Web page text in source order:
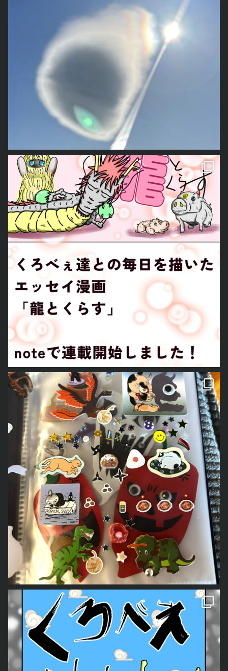
それが今年はかなりはっきり分かるようになった。これについては、
信じる人がどれだけいるのかは分からない。別に信じてもらう必要は
ないけど、オレはそう思ってるし、実際今も横に龍ちゃんいるし。
人生って感謝ですよ。
アリガタイ教みたいな宗教でも開こうかと思うほど、色んな具象や存
在に感謝し通し。
取り合えず、クッソ長くなってしまったので、今日のところはこの辺
にしておこうか。
来年は、アリガタイ教の教祖として、この怪しい教えを誰にも教える
ことなく、一人でニマニマと過ごしていきます。
と言う、すごいところに着地して、さようなら。
皆様。良いお年を。
と言うより、サラリーマンやってた頃、毎週恫喝されて胃がキリキリ
していたあの会議とかと比べると、ホント何でもないんだよな。
確かに、仕事がめっちゃ忙しい中で、会に出席したり、休みがイベン
トの手伝いでつぶれたりすると言う点はチョッとなぁ～と思ったりは
でも、それも今年1年だけなわけで、これまで他の親御さんがやって
くれてて、うちの子どもたちもその恩恵を少なからず受けてたことを
むしろ、どうしたって今の現状では子育て的なイベントは嫁の方がメ
インになりがちな中で、社会貢献にもなるし、かわいい子どもたちの
為になると思うと実はやりがいもあって、悪くないんじゃないのかと
いう気さえしてる。
それより何とも言えないのが役員の9割がお母さん方なこと。
オレの住んでるところがクッソ田舎だからなのか、ほとんどのお父さ
ん方は子育てに関係すること、家庭に関係する事にはある程度距離を
置いてるらしい。
家事もして、子育てもして、夜は役員会出席して、休みの日はイベン
トの手伝い。しかも、旦那さんは非協力とかだから、みんな嫌がるん
だろうなとか、チョッと思ったりしてる。
まぁ、他人の家庭にとやかく言うつもりはないけど。
とか何とか色々書いてしまったけど、現状でまだ死んでないわけで、
何とか生活できてる。
お仕事にしたって、こんなオレみたいなやつに依頼をくれているクラ
イアントさんに対して感謝しかないし、文句を言うつもりは毛頭な
い。
て想像できただろうか。
いつもこの話を嫁にすると「これまでがあったから、今があるんだ
よ」と、古代ギリシャ時代の因果律のようなお話をしてくれる。
それも多少はあるかもしれないけれども、どう考えてもあり得ないほ
どの幸運が重なりまくって現状があると思うんだよな。
これまでにあった本当にいろんな場面で起こりうる選択肢の数々で絶
妙にいい方向を奇跡的に選び続けてきた気がする。
漫画家を目指して東京に行っていたらどうなっていたのか。
ミュージシャン目指して東京に行っていたらどうなっていたのか。
嫁の提案を無視して今の仕事をやってなければどうなっていたのか。
今の嫁と結婚しなければどうなっていたのか。
うつ病になっても会社を辞めずに続けていたらどうなっていたのか。
独立せずに就職活動をしていたらどうなっていたのか。
などなどなどなど・・・。
今の現状にはただただ感謝するばかりなんだ。それだけは、何があっ
ても絶対日々考えている事。
まぁあれだな。
嫁があげまんだったんだろうな。
あと、守ってくれてる竜ちゃんが凄かったんだろうな。
あと、いつもなぜか身近で存在を感じてるじいちゃんばあちゃんたち
のお陰なんだろうな。
希望としては、もう少しブログなり、4コマなりで、この奇跡のよう
な楽しい日々を記録していきたいと言う事でございます。
4コマの方も再開しようかな。
それでは、また。出来れば近いうちに、どこかその辺りでお会いしま
しょう。
さようなら。
さようなら。
彼は面接の最後に、「人生ってつらいですよね」みたいなことをボソ
これね。オレも似たようなことを面接で言ったことあるんだよ。
その時の社長さんはそんなオレに対して「正直、今日の面接内容だっ
たらお前は不採用だけど、しょうがないからオレが、人生つらくない
って教えてやる。一緒に働くか？」って言って雇ってくれた。
結局そこの会社でもオレは長くいられなかったけど、今でもあの社長
さんは大好きだし、めっちゃ尊敬してる。
「お前ホントミスばっかりだし、契約取れないし使えないけど、一緒
にいたらおもろいんだよな」って笑いながら、いつもご飯をおごって
断ろうとすると「オレも昔はお前みたいだったから、他人ごとに思え
ない。断る位なら、今オレがするみたいなことを将来、お前が他人事
に思えない若い子にあった時そいつに返してやれ」と言われたことを
そういう人にたくさん助けられて、今も助けられてここまでやって来
られた。
今、この目の前のかつての自分を見るかのような彼に対して、「ハ
イ。不採用。残念でした」で追い返したら、オレに対して信じられな
いほど良くしてくれたあの人たちに顔向けできない。
社員さんもいるし、オレにも家族がある。
そもそもたくさん人を雇えるような規模でも、職種でもない。
今日は取り合えず帰ってもらったけど、正直、心が揺れまくってる。
経理担当してくれてる嫁にも相談したけど、あと一人正社員を雇うの
は現段階では厳しいらしい。
でも、オレが嫁に（↑）の気持ちを伝えたら、どうするか一緒に考え
一つ言っておかないといけないことがある。
今回面接に来た彼は確かに、面接日を間違えるし、印刷ミスってその
ままプリクラ持ってくるけど、まず話の受け答えを見る分に頭の回転
は速いし、一緒にいて嬉しくなるほど価値観も近い。何より、ものす
ごく一生懸命で、勉強家。ポートフォリオ見たけど、センスも良いと
思うんだよ。
普通に有能な匂いがプンプンとしてる。
別に可哀そうとか、自分の過去と重ね合わせて、自己陶酔してるだけ
じゃあない。・・・と思う。
これだけ有能くさいのに、ミスが多いとか人見知りとかそんなどうで
もいい事のために、社会から爪弾きにされて、「人生ってつらいです
ただ、今の会社の規模と状態では、これからゆっくり育てていこうと
言う正社員をほいほい雇える余裕はないんだよ。
かと言って、じゃあ、「縁がなかったと言う事で」とはとても出来な
い。
現実と気持ちがずっと拮抗してて気持ちがふわふわ落ち着かない。
もう少し嫁と考えいく。
オレの独りよがりになって、前途有望な彼にとってマイナスになるよ
うな事があっては絶対にいけないと思ってる。そもそも、あれだけ頭
良ければ、オレが手を貸さなくたって自分で何かを見つけてすごく良
い感じになると思うんだよ。
ただ、そうなるまでの間本当に苦しい思いをする気がする。
オレがそうだったから。
その期間を少しでも減らして、少しでもうまくいくようにできれ
ば・・・とかね、思ってるわけですよ。
即戦力になるすごい人が来たらあと一人雇っても良いかなと思ってた
けど、このタイプは本当に想定外だった。
一応事業計画とか立ててはいたんだけど、その中でまったく想定して
なかったケース。
帰り際、「本当にここで働きたいです。よろしくお願いいたしま
す。」ってちょっと無理した笑顔で言った彼。
また、どうなったか決まった段階で、報告するかもしれないし、報告
しないかもしれない。
何しか、一番いい形になれば何よりですたい。
し、なんだったら、振り返ってみればどの時期も「まぁあれはあれで
だとすれば、今のこの状況もあと数年すれば「あの時はあの時でいろ
いつの日か皆で笑いあえる日が来ることを信じて、今はただ目の前に
ある壁をひたすら上り続ける日々。
一つだけ言えることがあるとすれば、一生懸命頑張ることはきっと無
駄じゃあないと言う事か。
そうなんだよ。
漫画みたいな今の展開は、例えご都合主義と笑われようとも、今まで
生きてきた流れがなければ絶対的に起こりえなかった展開なんだよ。
自分で言うのものなんだけれども、尋常じゃない社会不適合者なりに
一生懸命頑張ってきたんですよ。
息子のADHD診断で「お父さんが大変ですね」と言われる位なんだか
ら、そりゃあ言い訳すれば逃げる事もできたんだろうけれども、それ
こんなオレでも傍にいて支えてくれると言った嫁と一緒に頑張ってい
くことを選んだんだよ。
毎朝同じ時間に起きて、同じ場所に通い、他の人と同じことをする。
と言う、誰でもできることが出来ず、人と話するだけでも毎回寝込む
ほどダメージを受ける。
人生の至るタイミングで出遅れまくって、苦しんできた
その割には、一生懸命頑張ってると思う。世間から見たら大した事な
いだろうけど、元々の人間が大した事ないどころか、普通のはるか下
の人間なんだから。
そんなこんなで騙し騙しやってきた日々がなければ、どうひっくり返
っても今の展開なんかありもしなかった。
ならばこれからオレがすることは何かと問われれば。
それはもう、これまで通り一生懸命目の前にある課題に取り込むこと
元々いらない心配事まで考え込んでしまう癖があるし、色んな事に気
オレの人生は多分回り道が凄い。
昔から周りには「無駄なことばっかりしてる」と言われてきた。
でも時間はかかるかもしれないけど、オレの中ではそのどれも無駄な
ことじゃないんだよ。
人生の評価はどのタイミングで行われるべきか。
総評は死んだときだとよく言われる。
お葬式で泣いてくれる人の数が、その人の人生の評価だと。
なんか良く分からない話になってきたので、今日のところはこの辺
で。
おやすみなさい。
昨年は本当に「G」を描くだけでアップアップしてたので、今年はも
う少し創作活動をいっぱいしたいと思ってる。
て、それ以外に短編を何本か描きたい。実は、もう1月1本短編を描い
た。「2人マイナス14年」と言うお話。
これ3部作だったんだけど、なんか続き描くのが怖くなったので、残
りの2話は投げ捨てるとして、それ以外に・・・出来れば「パラフィ
リアグロッサリー」とか「ゴキブリ男の人生」とかこの辺りのお気に
他に、久々に小説を書きたいんだ。候補としては、過去にとあるコン
テストで入賞した自信作「夢喰いバクヲ」のリメイクか、ニュースチ
ョクホーシリーズの第3弾「超ニュースチョクホー」のリメイクか、2
万文字ほど書いてる「老人は子どもに励まされた」を完成させて発表
この3つの内のどれかを。今のところはこの中でも「超ニュースチョ
クホー」書こうかなとチョッと思ってたりする。
あとは長編マンガだ。
新作「あやつり」か「始まりは終末」を描き始めるべきか、「ラン
ナ」を定期更新してちゃんと完結させるべきか。
気持ちとしては「ランナ」を描きたいんだけど、あの話長いんだよ
な。全部描き切るとなると、まだ何年かかかるから、チョッと躊躇し
てる。
やるとしたら今止まってる「コロッサ編」のネームを全部描き切っ
て、そこから少しずつ作画作業に入る感じだよね。
実は、PCを新調しようと思ってるんだけど、今度のグラボはなんと4
枚出力にして貰った。
今、モニター3枚なので、残りの空いた1つを使って、遂に液タブに手
を出そうと思ってたりしてる。
どうしても未だに板タブだと作画に凄い時間がかかってるので、液タ
あとはあれだ。「ヤンディール制作」のセカンドアルバム制作だけ
ど・・・これは、なんか今年も無理臭いよな。
取り合えず、コロナ落ち着かないとなぁ。来年完成とかになると、時
事ネタとか使った曲は書き直ししたいし、結局、今できてる10曲の内
「ヘレニックアンセム」と「ゴキブリ男の人生」以外の全曲書き直し
た別物が出来上がりそうな・・・これは今年は、考えないようにしよ
う。
創作活動については、こんな所か。
で、それ以外の目標としては、今年は何をおいても家の完成。これで
すよ。これ。
色々イザコザがあって、延び延びになっちゃってるけど、さすがに今
年中には完成して引っ越したい。まぢで。
あと会社の方は昨年より大きくなることはほぼ既定路線っぽい感じ。
だけど、その既定路線から外れないように舵取り頑張らないといけな
いよな。これで、今年しょぼくれたら、もうそれは100%オレのせい
だろうし。
お仕事頂いてる感謝してもしきれないクライアント様様に対しては、
最大限の感謝を込めて対応させてもらうのは当然として、人雇ってし
まった以上、その人たちの生活も守らにゃならんし。そっちに向いて
も極限まで誠意を込めて対応する。これについては、本当に出来てい
るのかチョッと不安になったりはしてるけど、これを払拭する方法は
心を込めるしかない訳だし。
少なくとも気持ちよく働いてもらえるような環境を作りたい。
あとは、コロナ次第だよな。
コロナが落ち着くようなら、久々にチョッと遠くまで旅行に行きたい
な。
なんかお仕事で沖縄行く機会も出来るかもしれないし、それとは別
で、四国を脱出したりとか・・・
でも、これはホントコロナ次第。
さすがに今の状態で、強行する勇気はないんだよ。
最後に、家族で仲良く。
なんか、色んな人に「ご家族仲いいですね」って言われたりする。
当たり前と言えば当たり前かもしれないだけど、良くも悪くも家族な
んだよなぁ。
良いんだけど、オレの思ってる「仲いい」ってやつと何となく違う気
がする。
まぁ、よその家族の事もよく知らないので今の状態で本当に仲良しな
のかもしれないけども。
学生時代とかの不遇具合も相まって、必要以上に仲良くしたいのかも
知れない。
嫁も子どもも、そこまでは求めてないみたいなのは薄々感づいてる
この度noteの方で、新しくくろべぇ達との日常を描いたエッセイマンガを連載
とあおごろ
も「シール
日々を描いたマンガ